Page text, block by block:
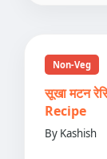
Non-Veg
सूखा मटन
Recipe
By Kashish